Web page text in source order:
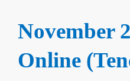
November
Online